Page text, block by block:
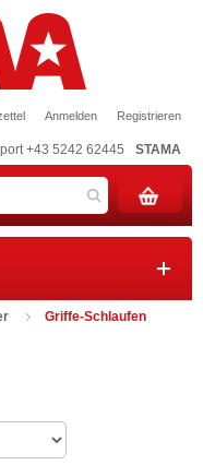
Anmelden Registrieren
+43 5242 62445 STAMA
Griffe-Schlaufen